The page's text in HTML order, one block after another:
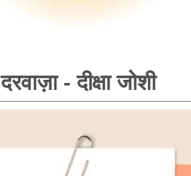
दरवाज़ा - दीक्षा जोशी